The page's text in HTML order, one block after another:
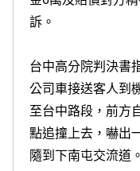
訴。
台中高分院判決書
公司車接送客人到
至台中路段，前方
點追撞上去，嚇出
隨到下南屯交流道。